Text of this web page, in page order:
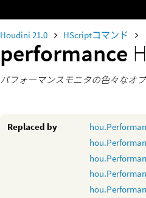
Houdini 21.0 HScriptコマンド
performance
パフォーマンスモニタの色々なオ
Replaced by